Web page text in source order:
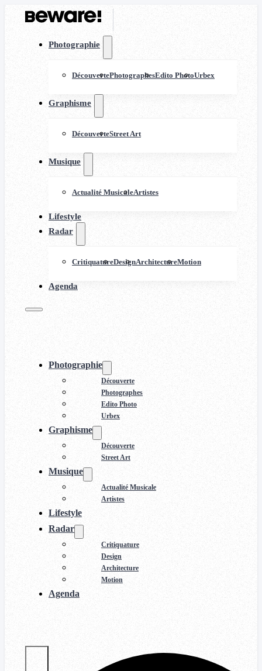
Photographie
DécouvertePhotographesEdito PhotoUrbex
Graphisme
DécouverteStreet Art
Musique
Actualité MusicaleArtistes
Lifestyle
Radar
CritiquatureDesignArchitectureMotion
Agenda
Photographie
Découverte
Photographes
Edito Photo
Urbex
Graphisme
Découverte
Street Art
Musique
Actualité Musicale
Artistes
Lifestyle
Radar
Critiquature
Design
Architecture
Motion
Agenda